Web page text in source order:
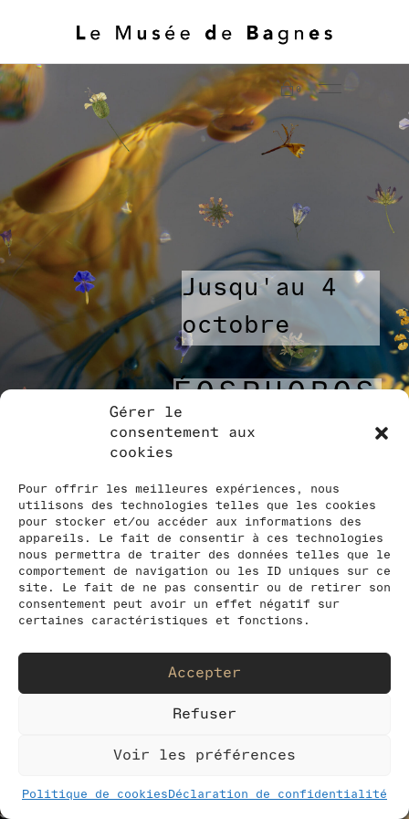
Gérer le
consentement aux
cookies
Pour offrir les meilleures expériences, nous
utilisons des technologies telles que les cookies
pour stocker et/ou accéder aux informations des
appareils. Le fait de consentir à ces technologies
nous permettra de traiter des données telles que le
comportement de navigation ou les ID uniques sur ce
site. Le fait de ne pas consentir ou de retirer son
consentement peut avoir un effet négatif sur
certaines caractéristiques et fonctions.
Accepter
Refuser
Voir les préférences
Politique de cookies Déclaration de confidentialité
0
ÉOSPHOROS
HUGUES
REIP
INFORMATIONS
Jusqu'au 4
octobre
Au barrage de
Mauvoisin